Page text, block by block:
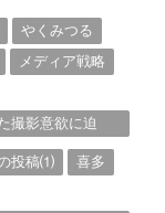
やくみつる
メディア戦略
撮影意欲に迫
投稿⑴
喜多